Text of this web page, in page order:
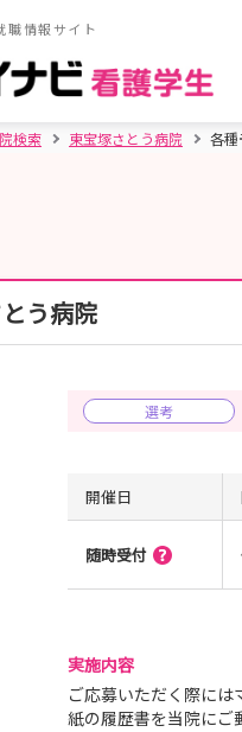
職情報サイト
検索 東宝塚さとう病院 各種
う病院
選考
開催日
随時受付
実施内容
ご応募いただく際に
紙の履歴書を当院にご